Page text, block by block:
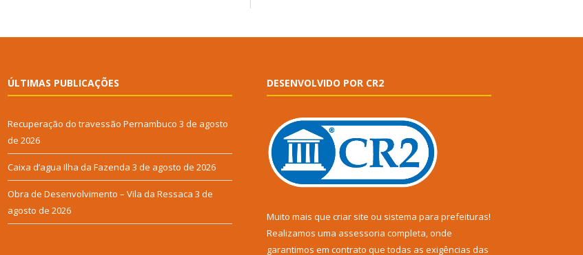
ÚLTIMAS PUBLICAÇÕES
Recuperação do travessão Pernambuco 3 de agosto
de 2026
Caixa d’agua Ilha da Fazenda 3 de agosto de 2026
Obra de Desenvolvimento – Vila da Ressaca 3 de
agosto de 2026
DESENVOLVIDO POR CR2
Muito mais que criar site ou sistema para prefeituras!
Realizamos uma assessoria completa, onde
garantimos em contrato que todas as exigências das